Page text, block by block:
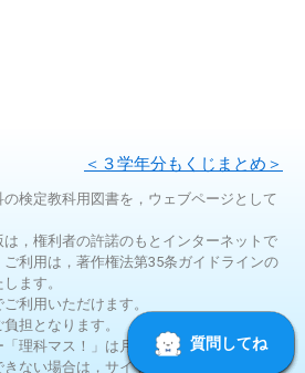
＜３学年分もくじまとめ＞
検定教科用図書を，ウェブページとして
，権利者の許諾のもとインターネットで
利用は，著作権法第35条ガイドラインの
ます。
利用いただけます。
担となります。
理科マス！」は月ごとの使用回数制限が
ない場合は，サイト内検索機能に切り替